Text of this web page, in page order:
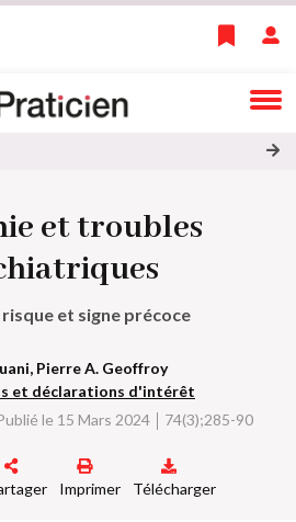
et troubles
et signe précoce
Pierre A. Geoffroy
et déclarations d'intérêt
le 15 Mars 2024 74(3);285-90
Imprimer Télécharger